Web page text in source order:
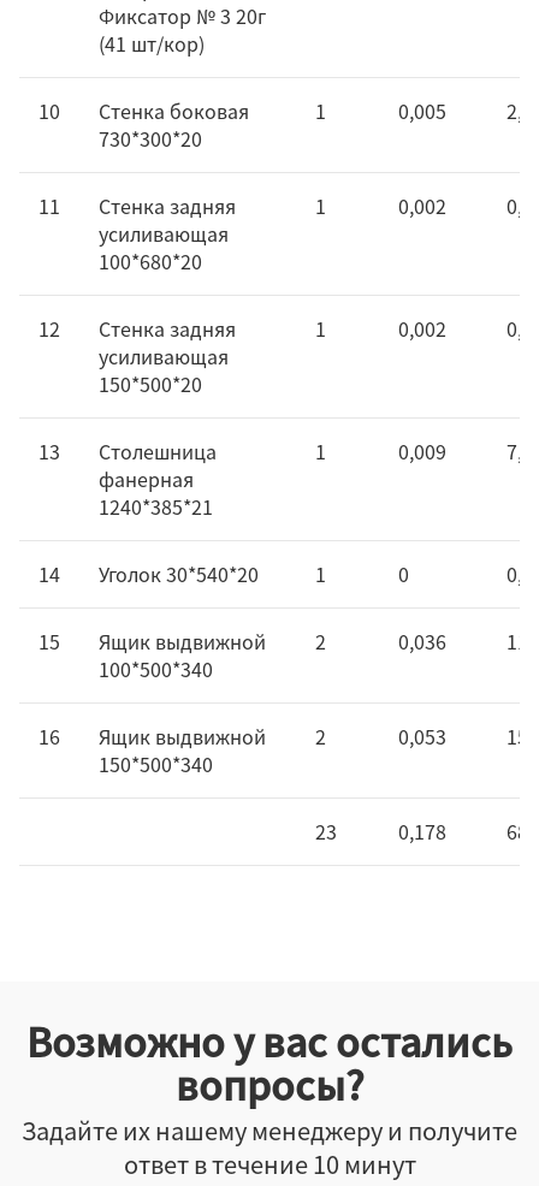
Фиксатор № 3 20г
(41 шт/кор)
10
Стенка боковая
730*300*20
1 0,005
11
Стенка задняя
усиливающая
100*680*20
1 0,002
12
Стенка задняя
усиливающая
150*500*20
1 0,002 0,9
13
Столешница
фанерная
1240*385*21
1 0,009
14 Уголок 30*540*20 1 0
15
Ящик выдвижной
100*500*340
2 0,036
16
Ящик выдвижной
150*500*340
2 0,053
23 0,178
Возможно у вас остались
вопросы?
Задайте их нашему менеджеру и получите
ответ в течение 10 минут